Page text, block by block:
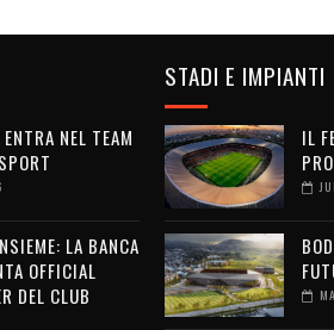
NEL TEAM
LA BANCA
OFFICIAL
DEL CLUB
STADI E IMPIANTI
IL